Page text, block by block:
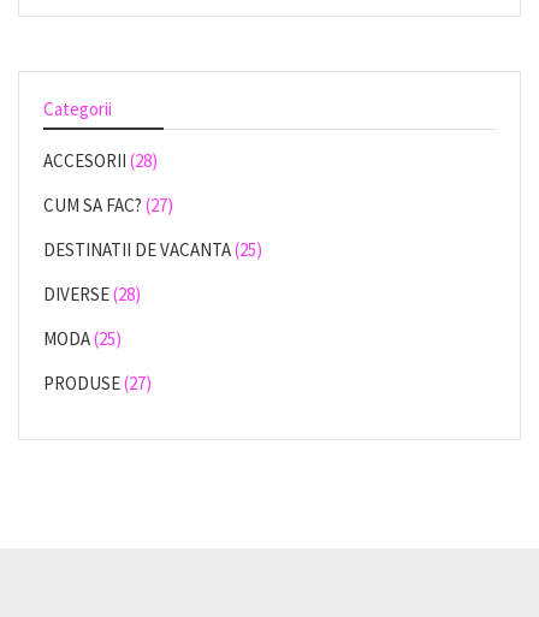
Categorii
ACCESORII (28)
CUM SA FAC? (27)
DESTINATII DE VACANTA(25)
DIVERSE(28)
MODA(25)
PRODUSE(27)